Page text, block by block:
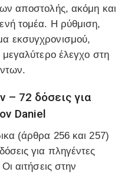
αποστολής, ακόμη και
τομέα. Η ρύθμιση,
εκσυγχρονισμού,
έλεγχο στη
– 72 δόσεις για
Daniel
(άρθρα 256 και 257)
για πληγέντες
αιτήσεις στην